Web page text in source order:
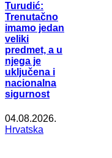
Turudić:
Trenutačno
imamo jedan
veliki
predmet, a u
njega je
uključena i
nacionalna
sigurnost
04.08.2026.
Hrvatska